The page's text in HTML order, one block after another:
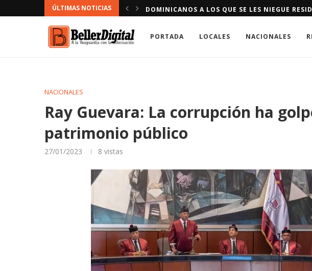
ÚLTIMAS NOTICIAS
VÍA CONTRARIA DOMINICANOS A LOS QUE SE LES NIEGUE
PORTADA LOCALES NACIONALES
NACIONALES
Ray Guevara: La corrupción ha
patrimonio público
27/01/2023 8 vistas